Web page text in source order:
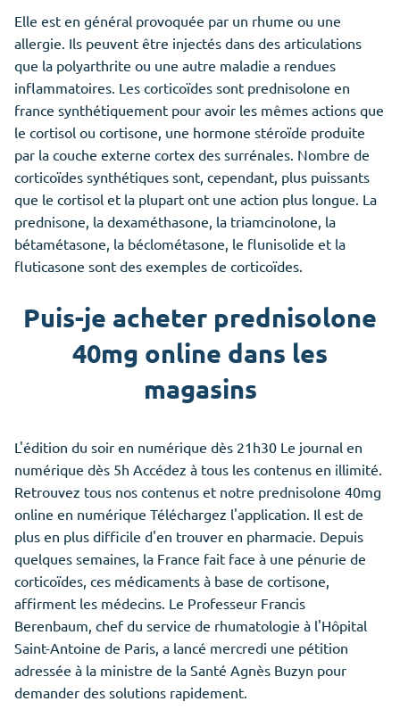
Elle est en général provoquée par un rhume ou une
allergie. Ils peuvent être injectés dans des articulations
que la polyarthrite ou une autre maladie a rendues
inflammatoires. Les corticoïdes sont prednisolone en
france synthétiquement pour avoir les mêmes actions que
le cortisol ou cortisone, une hormone stéroïde produite
par la couche externe cortex des surrénales. Nombre de
corticoïdes synthétiques sont, cependant, plus puissants
que le cortisol et la plupart ont une action plus longue. La
prednisone, la dexaméthasone, la triamcinolone, la
bétamétasone, la béclométasone, le flunisolide et la
fluticasone sont des exemples de corticoïdes.
Puis-je acheter prednisolone
40mg online dans les
magasins
L'édition du soir en numérique dès 21h30 Le journal en
numérique dès 5h Accédez à tous les contenus en illimité.
Retrouvez tous nos contenus et notre prednisolone 40mg
online en numérique Téléchargez l'application. Il est de
plus en plus difficile d'en trouver en pharmacie. Depuis
quelques semaines, la France fait face à une pénurie de
corticoïdes, ces médicaments à base de cortisone,
affirment les médecins. Le Professeur Francis
Berenbaum, chef du service de rhumatologie à l'Hôpital
Saint-Antoine de Paris, a lancé mercredi une pétition
adressée à la ministre de la Santé Agnès Buzyn pour
demander des solutions rapidement.